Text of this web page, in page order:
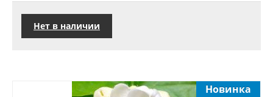
Нет в наличии
Новинка